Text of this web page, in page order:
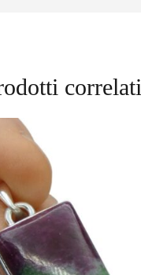
correlati